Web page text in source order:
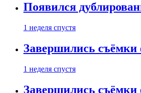
Появился
1 неделя спустя
Завершились
1 неделя спустя
Завершились